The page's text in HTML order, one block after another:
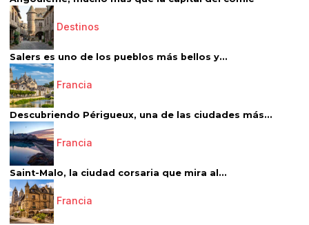
Destinos
Salers es uno de los pueblos más bellos y...
Francia
Descubriendo Périgueux, una de las ciudades más...
Francia
Saint-Malo, la ciudad corsaria que mira al...
Francia